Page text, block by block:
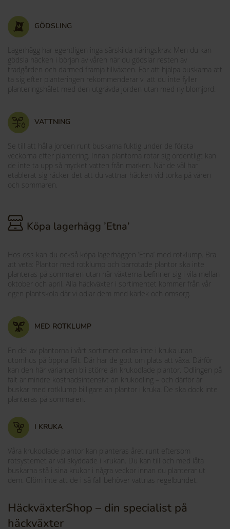
GÖDSLING
Lagerhägg har egentligen inga särskilda näringskrav. Men du kan
gödsla häcken i början av våren när du gödslar resten av
trädgården och därmed främja tillväxten. För att hjälpa buskarna att
ta sig efter planteringen rekommenderar vi att du inte fyller
planteringshålet med den utgrävda jorden utan med ny blomjord.
VATTNING
Se till att hålla jorden runt buskarna fuktig under de första
veckorna efter plantering. Innan plantorna rotar sig ordentligt kan
de inte ta upp så mycket vatten från marken. När de väl har
etablerat sig räcker det att du vattnar häcken vid torka på våren
och sommaren.
Köpa lagerhägg ’Etna’
Hos oss kan du också köpa lagerhäggen ’Etna’ med rotklump. Bra
att veta: Plantor med rotklump och barrotade plantor ska inte
planteras på sommaren utan när växterna befinner sig i vila mellan
oktober och april. Alla häckväxter i sortimentet kommer från vår
egen plantskola där vi odlar dem med kärlek och omsorg.
MED ROTKLUMP
En del av plantorna i vårt sortiment odlas inte i kruka utan
utomhus på öppna fält. Där har de gott om plats att växa. Därför
kan den här varianten bli större än krukodlade plantor. Odlingen på
fält är mindre kostnadsintensivt än krukodling – och därför är
buskar med rotklump billigare än plantor i kruka. De ska dock inte
planteras på sommaren.
I KRUKA
Våra krukodlade plantor kan planteras året runt eftersom
rotsystemet är väl skyddade i krukan. Du kan till och med låta
buskarna stå i sina krukor i några veckor innan du planterar ut
dem. Glöm inte att de i så fall behöver vattnas regelbundet.
HäckväxterShop – din specialist på
häckväxter